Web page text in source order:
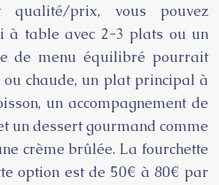
prix, vous pouvez
à table avec 2-3 plats ou un
de menu équilibré pourrait
chaude, un plat principal à
un accompagnement de
un dessert gourmand comme
crème brûlée. La fourchette
option est de 50€ à 80€ par